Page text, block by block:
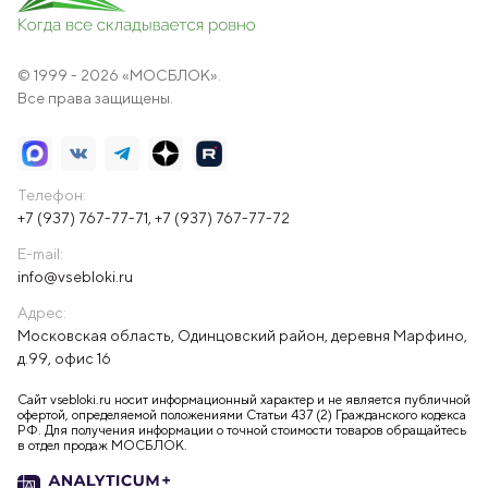
© 1999 - 2026 «МОСБЛОК».
Все права защищены.
Телефон:
+7 (937) 767-77-71 +7 (937) 767-77-72
E-mail:
info@vsebloki.ru
Адрес:
Московская область, Одинцовский район, деревня Марфино,
д.99, офис 16
Сайт vsebloki.ru носит информационный характер и не является публичной
офертой, определяемой положениями Статьи 437 (2) Гражданского кодекса
РФ. Для получения информации о точной стоимости товаров обращайтесь
в отдел продаж МОСБЛОК.